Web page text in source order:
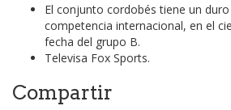
El conjunto cordobés tiene un
competencia internacional, en el
fecha del grupo B.
Televisa Fox Sports.
Compartir